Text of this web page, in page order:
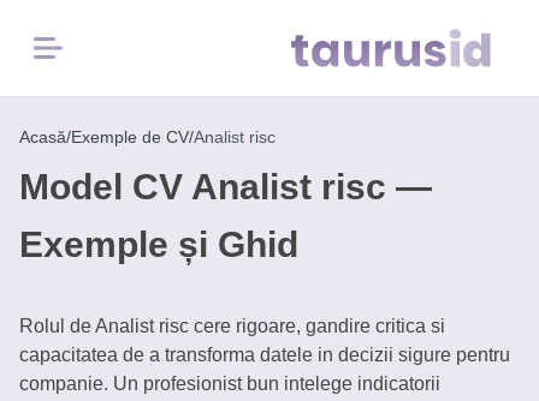
Menu
Home
pentru
CV
Acasă/Exemple de CV/Analist risc
Model CV Analist risc —
Exemple și Ghid
Rolul de Analist risc cere rigoare, gandire critica si
capacitatea de a transforma datele in decizii sigure pentru
companie. Un profesionist bun intelege indicatorii